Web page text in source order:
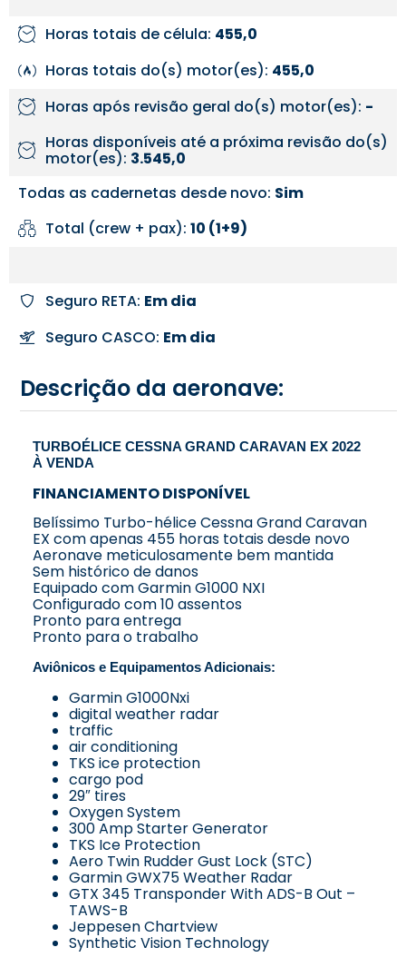
Horas totais de célula: 455,0
Horas totais do(s) motor(es): 455,0
Horas após revisão geral do(s) motor(es): -
Horas disponíveis até a próxima revisão do(s)
motor(es): 3.545,0
Todas as cadernetas desde novo: Sim
Total (crew + pax): 10 (1+9)
Seguro RETA: Em dia
Seguro CASCO: Em dia
Descrição da aeronave:
TURBOÉLICE CESSNA GRAND CARAVAN EX 2022
À VENDA
FINANCIAMENTO DISPONÍVEL
Belíssimo Turbo-hélice Cessna Grand Caravan
EX com apenas 455 horas totais desde novo
Aeronave meticulosamente bem mantida
Sem histórico de danos
Equipado com Garmin G1000 NXI
Configurado com 10 assentos
Pronto para entrega
Pronto para o trabalho
Aviônicos e Equipamentos Adicionais:
Garmin G1000Nxi
digital weather radar
traffic
air conditioning
TKS ice protection
cargo pod
29″ tires
Oxygen System
300 Amp Starter Generator
TKS Ice Protection
Aero Twin Rudder Gust Lock (STC)
Garmin GWX75 Weather Radar
GTX 345 Transponder With ADS-B Out –
TAWS-B
Jeppesen Chartview
Synthetic Vision Technology